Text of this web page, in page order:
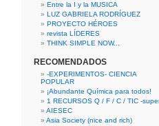
Entre la I y la MUSICA
LUZ GABRIELA RODRÍGUEZ
PROYECTO HÉROES
revista LÍDERES
THINK SIMPLE NOW...
RECOMENDADOS
-EXPERIMENTOS- CIENCIA
POPULAR
¡Abundante Química para todos!
1 RECURSOS Q / F / C / TIC -
AIESEC
Asia Society (nice and rich)